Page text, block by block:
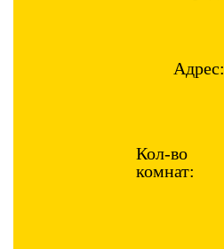
Адрес:
Кол-во
комнат: